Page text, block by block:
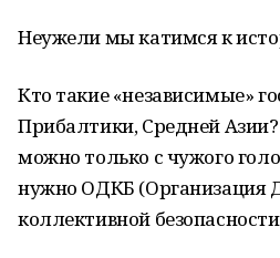
Неужели мы катимся к
Кто такие «независимые»
Прибалтики, Средней Азии?
можно только с чужого
нужно ОДКБ (Организация
коллективной